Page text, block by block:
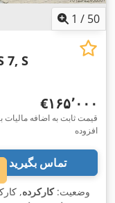
1 / 50
7, S
‎€۱۶۵٬۰۰۰
قیمت ثابت به اضافه مالیات
افزوده
تماس بگیرید
وضعیت:کارکرده,